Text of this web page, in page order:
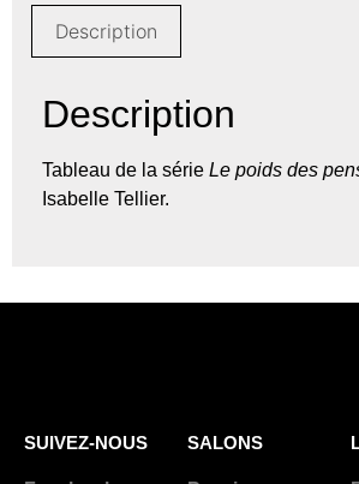
Description
Description
Tableau de la série Le poids des
Isabelle Tellier.
SUIVEZ-NOUS SALONS